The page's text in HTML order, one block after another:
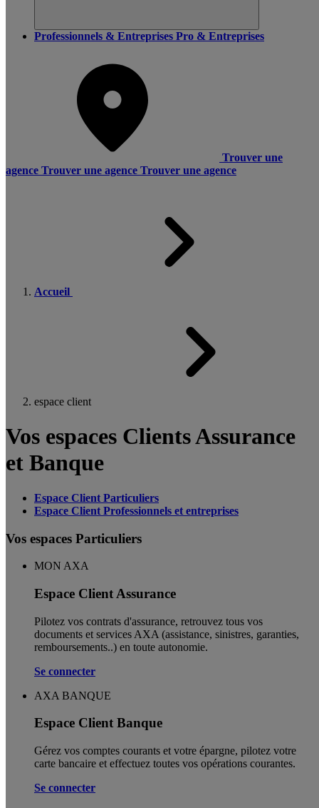
Professionnels & Entreprises Pro & Entreprises
Trouver une
agence Trouver une agence Trouver une agence
Accueil
espace client
Vos espaces Clients Assurance
et Banque
Espace Client Particuliers
Espace Client Professionnels et entreprises
Vos espaces Particuliers
MON AXA
Espace Client Assurance
Pilotez vos contrats d'assurance, retrouvez tous vos
documents et services AXA (assistance, sinistres, garanties,
remboursements..) en toute autonomie. ​
Se connecter
AXA BANQUE
Espace Client Banque
Gérez vos comptes courants et votre épargne, pilotez votre
carte bancaire et effectuez toutes vos opérations courantes.
Se connecter